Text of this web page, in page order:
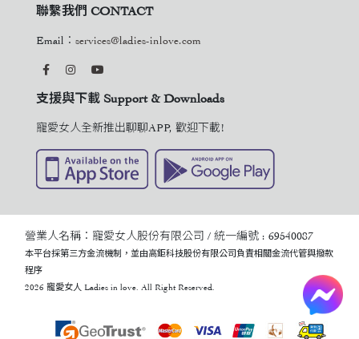
聯繫我們 CONTACT
Email： services@ladies-inlove.com
支援與下載 Support & Downloads
寵愛女人全新推出聊聊APP, 歡迎下載!
營業人名稱：寵愛女人股份有限公司 / 統一編號 : 69540087
本平台採第三方金流機制，並由高鉅科技股份有限公司負責相關金流代管與撥款
程序
2026 寵愛女人 Ladies in love. All Right Reserved.